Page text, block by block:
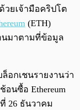
0:00 0:00
วยเจ้ามือคริปโต
(ETH)
นมาตามที่ข้อมูล
อกเชนรายงานว่า
อนซื้อ Ethereum
26 ธันวาคม